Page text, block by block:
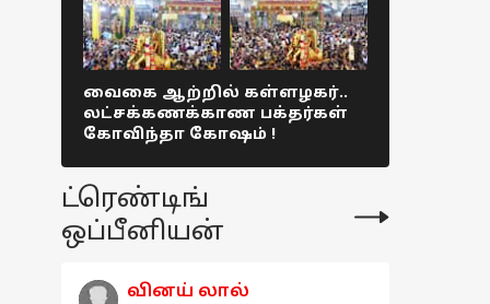
வைகை ஆற்றில் கள்ளழகர்..
லட்சக்கணக்காண பக்தர்கள்
கோவிந்தா கோஷம் !
ட்ரெண்டிங்
ஒப்பீனியன்
வினய் லால்